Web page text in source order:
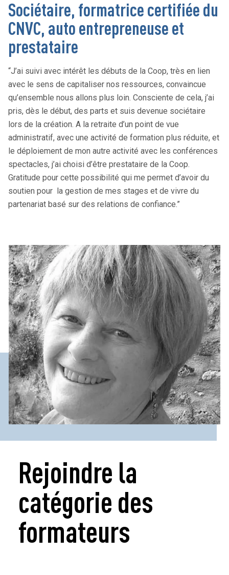
Sociétaire, formatrice certifiée du
CNVC, auto entrepreneuse et
prestataire
“J’ai suivi avec intérêt les débuts de la Coop, très en lien
avec le sens de capitaliser nos ressources, convaincue
qu’ensemble nous allons plus loin. Consciente de cela, j’ai
pris, dès le début, des parts et suis devenue sociétaire
lors de la création. A la retraite d’un point de vue
administratif, avec une activité de formation plus réduite, et
le déploiement de mon autre activité avec les conférences
spectacles, j’ai choisi d’être prestataire de la Coop.
Gratitude pour cette possibilité qui me permet d’avoir du
soutien pour la gestion de mes stages et de vivre du
partenariat basé sur des relations de confiance.”
Rejoindre la
catégorie des
formateurs